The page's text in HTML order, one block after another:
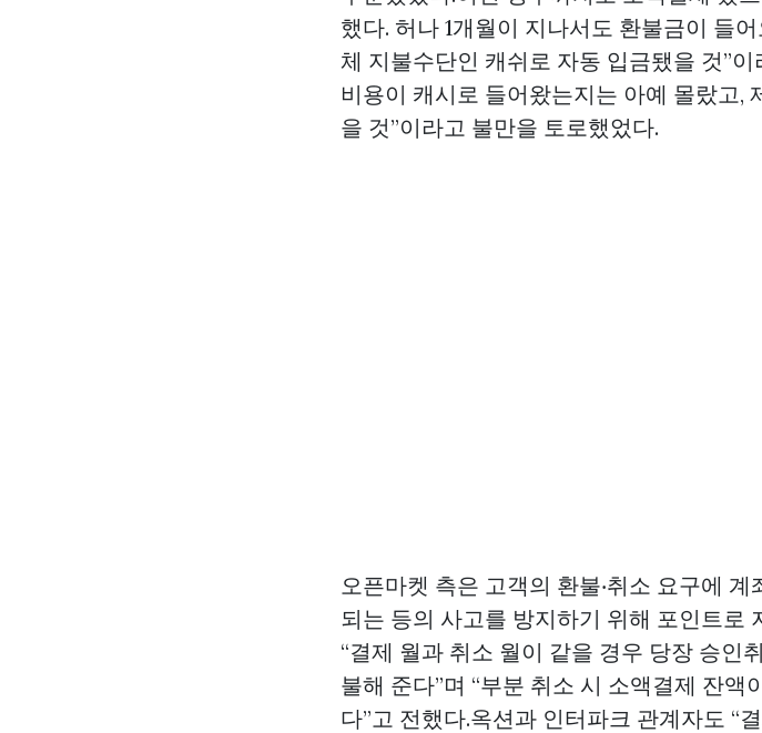
했다. 허나 1개월이 지나서도 환불금이 들
체 지불수단인 캐쉬로 자동 입금됐을 것”
비용이 캐시로 들어왔는지는 아예 몰랐고,
을 것”이라고 불만을 토로했었다.
오픈마켓 측은 고객의 환불‧취소 요구에
되는 등의 사고를 방지하기 위해 포인트로
“결제 월과 취소 월이 같을 경우 당장 승인
불해 준다”며 “부분 취소 시 소액결제 잔
다”고 전했다.옥션과 인터파크 관계자도 “